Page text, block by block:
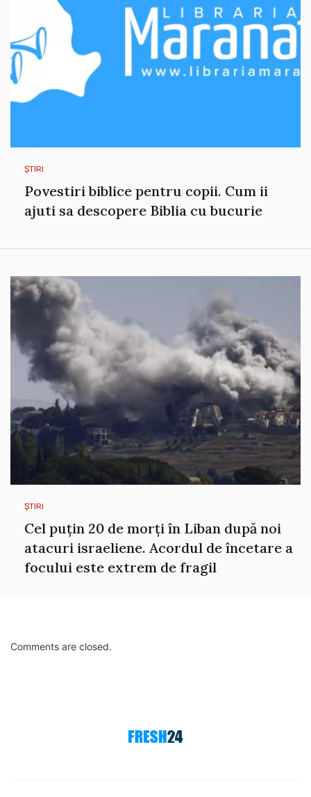
ȘTIRI
Povestiri biblice pentru copii. Cum ii
ajuti sa descopere Biblia cu bucurie
ȘTIRI
Cel puțin 20 de morți în Liban după noi
atacuri israeliene. Acordul de încetare a
focului este extrem de fragil
Comments are closed.